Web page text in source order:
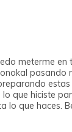
meterme en
pasando
estas
que hiciste
lo que haces.